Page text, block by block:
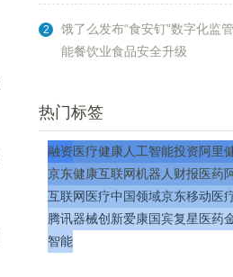
2
饿了么发布“食安钉”数字化监
能餐饮业食品安全升级
热门标签
融资医疗健康人工智能投资阿里
京东健康互联网机器人 财报医药
互联网医疗中国领域京东移动医
腾讯器械创新爱康国宾复星医药
智能